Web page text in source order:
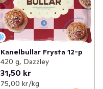
Kanelbullar Frysta 12-p
420 g, Dazzley
31,50 kr
75,00 kr /kg